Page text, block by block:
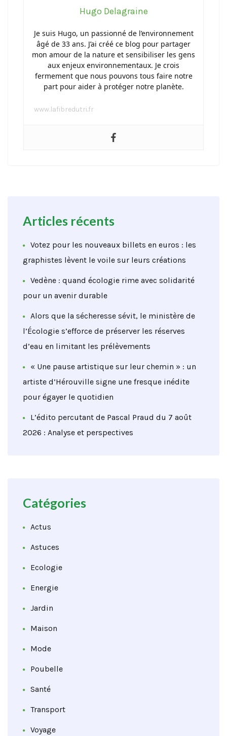
Hugo Delagraine
Je suis Hugo, un passionné de l’environnement
âgé de 33 ans. J’ai créé ce blog pour partager
mon amour de la nature et sensibiliser les gens
aux enjeux environnementaux. Je crois
fermement que nous pouvons tous faire notre
part pour aider à protéger notre planète.
www.lafibredutri.fr
Articles récents
Votez pour les nouveaux billets en euros : les
graphistes lèvent le voile sur leurs créations
Vedène : quand écologie rime avec solidarité
pour un avenir durable
Alors que la sécheresse sévit, le ministère de
l’Écologie s’efforce de préserver les réserves
d’eau en limitant les prélèvements
« Une pause artistique sur leur chemin » : un
artiste d’Hérouville signe une fresque inédite
pour égayer le quotidien
L’édito percutant de Pascal Praud du 7 août
2026 : Analyse et perspectives
Catégories
Actus
Astuces
Ecologie
Energie
Jardin
Maison
Mode
Poubelle
Santé
Transport
Voyage